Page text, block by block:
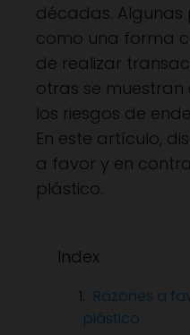
décadas. Algunas
como una forma
de realizar
otras se
los riesgos de
En este artículo,
a favor y en
plástico.
Index
Razones a
plástico